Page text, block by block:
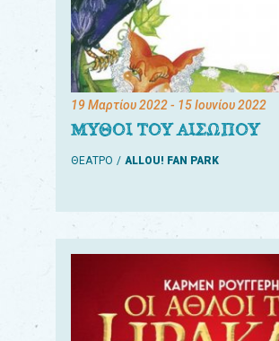
19 Μαρτίου 2022- 15 Ιουνίου 2022
ΜΥΘΟΙ ΤΟΥ ΑΙΣΩΠΟΥ
ΘΕΑΤΡΟ ALLOU! FAN PARK